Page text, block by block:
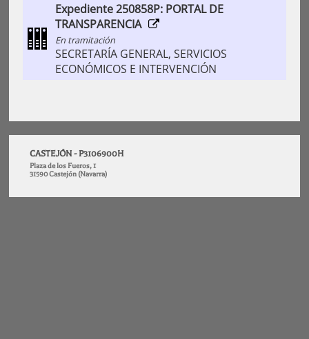
Expediente 250858P: PORTAL DE
TRANSPARENCIA
En tramitación
SECRETARÍA GENERAL, SERVICIOS
ECONÓMICOS E INTERVENCIÓN
CASTEJÓN - P3106900H
Plaza de los Fueros, 1
31590 Castejón (Navarra)